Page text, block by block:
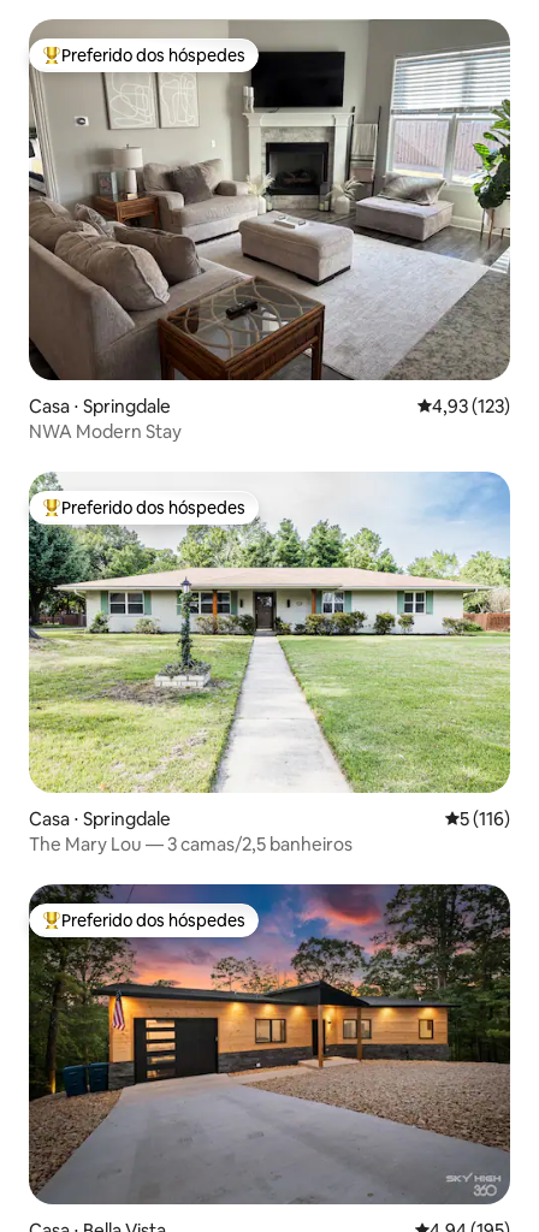
Entre os melhores preferidos dos hóspedes
Preferido dos hóspedes
Casa ⋅ Springdale 4,93 de uma
4,93 (123)
NWA Modern Stay
Entre os melhores preferidos dos hóspedes
Preferido dos hóspedes
Casa ⋅ Springdale 5 de uma
5 (116)
The Mary Lou — 3 camas/2,5 banheiros
Entre os melhores preferidos dos hóspedes
Preferido dos hóspedes